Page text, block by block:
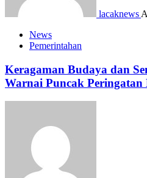
lacaknews
News
Pemerintahan
Keragaman Budaya dan
Warnai Puncak